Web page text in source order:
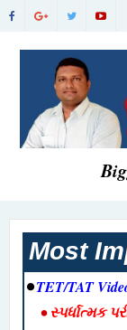
Most
•TET/TAT
•સ્પર્ધાત્મક